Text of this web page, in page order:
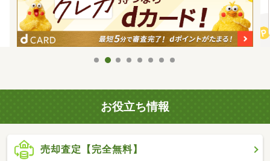
お役立ち情報
売却査定【完全無料】